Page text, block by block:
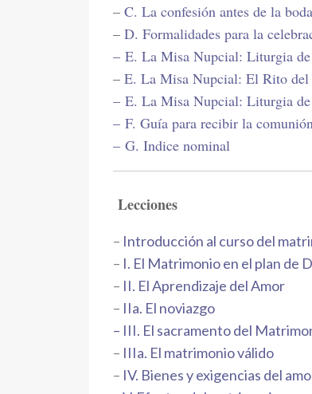
– C. La confesión antes de la boda
– D. Formalidades para la
– E. La Misa Nupcial: Liturgia
– E. La Misa Nupcial: El Rito
– E. La Misa Nupcial: Liturgia
– F. Guía para recibir la comunión
– G. Indice nominal
Lecciones
– Introducción al curso del
– I. El Matrimonio en el plan de
– II. El Aprendizaje del Amor
– IIa. El noviazgo
– III. El sacramento del
– IIIa. El matrimonio válido
– IV. Bienes y exigencias del